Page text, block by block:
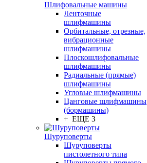
Шлифовальные машины
Ленточные
шлифмашины
Орбитальные, отрезные,
вибрационные
шлифмашины
Плоскошлифовальные
шлифмашины
Радиальные (прямые)
шлифмашины
Угловые шлифмашины
Цанговые шлифмашины
(бормашины)
+ ЕЩЕ 3
Шуруповерты
Шуруповерты
пистолетного типа